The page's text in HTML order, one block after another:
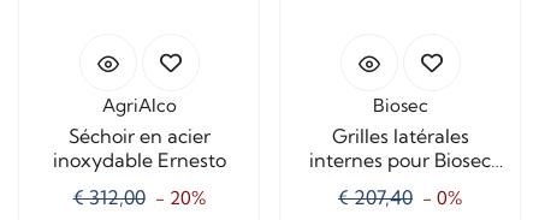
AgriAlco
Séchoir en acier
inoxydable Ernesto
€ 312,00 - 20%
Biosec
Grilles latérales
internes pour Biosec
Pro
€ 207,40 - 0%